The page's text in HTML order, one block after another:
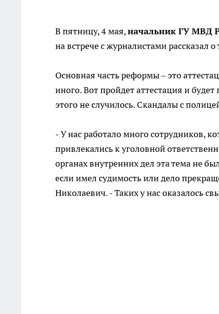
В пятницу, 4 мая,начальник ГУ МВД
на встрече с журналистами рассказал
Основная часть реформы – это
иного. Вот пройдет аттестация и
этого не случилось. Скандалы с
- У нас работало много сотрудников,
привлекались к уголовной
органах внутренних дел эта тема не
если имел судимость или дело
Николаевич. - Таких у нас оказалось